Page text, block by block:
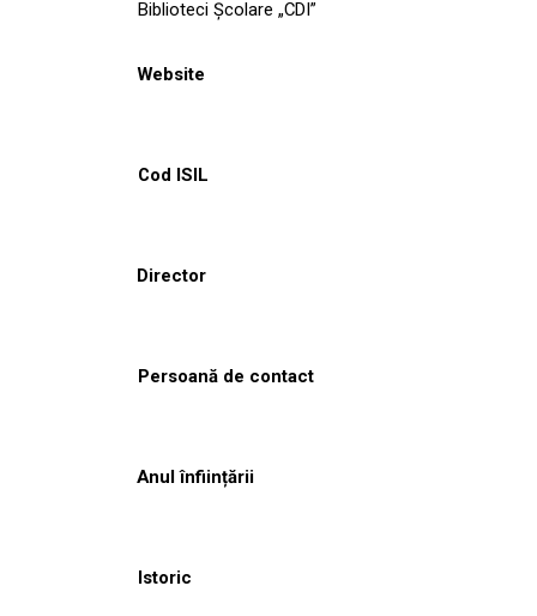
Biblioteci Școlare „CDI”
Website
Cod ISIL
Director
Persoană de contact
Anul înființării
Istoric